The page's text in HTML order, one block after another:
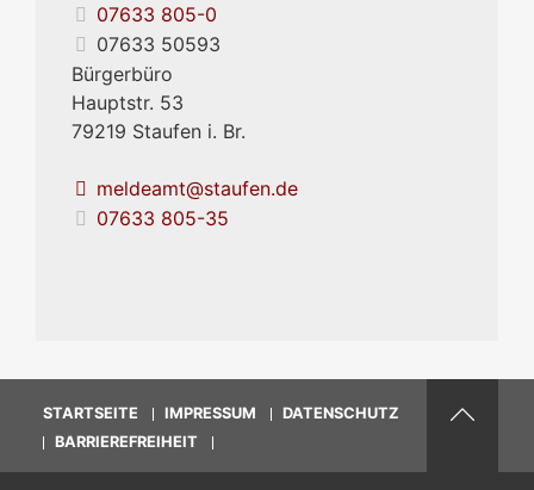
07633 805-0
07633 50593
Bürgerbüro
Hauptstr. 53
79219 Staufen i. Br.
meldeamt@staufen.de
07633 805-35
STARTSEITE IMPRESSUM
DATENSCHUTZ
BARRIEREFREIHEIT